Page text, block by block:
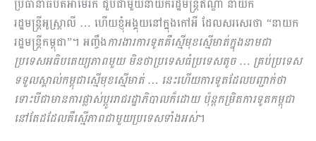
ប្រធានា​ធិប​តីអាមេរិក ជួបជាមួយនាយករដ្ឋមន្ដ្រីឥណ្ឌា នាយក
រដ្ឋមន្ដ្រីអូស្ដ្រាលី … ហើយខ្ញុំអង្គុយនៅក្នុងកៅអី ដែលសរសេរថា “នាយក
រដ្ឋមន្ដ្រីកម្ពុជា”។ អញ្ចឹងការងារការទូត​គឺ​ស្មើមុខស្មើមាត់ក្នុងនាមជា
ប្រទេសអធិបតេយ្យភាពមួយ មិនថាប្រទេសធំប្រទេសតូច … គ្រប់ប្រ​ទេស
ទទួលស្គាល់កម្ពុជាស្មើមុខស្មើមាត់ … នេះហើយការទូតដែលបញ្ជាក់ថា ​
ទោះបីជាមានការផ្លាស់ប្តូររាជរដ្ឋាភិបាលក៏ដោយ ប៉ុន្ដកម្រិតការទូតកម្ពុជា
នៅតែដដែលគឺស្មើភាពជាមួយប្រទេសទាំងអស់។